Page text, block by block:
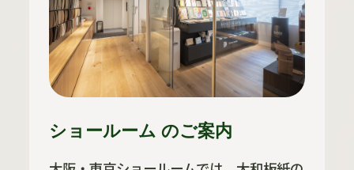
ショールーム のご案内